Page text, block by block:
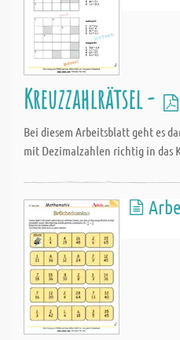
Kreuzzahlrätsel -
Bei diesem Arbeitsblatt geht es
mit Dezimalzahlen richtig in das